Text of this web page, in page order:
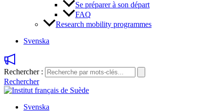
Se préparer à son départ
FAQ
Research mobility programmes
Svenska
Rechercher :
Rechercher
Svenska